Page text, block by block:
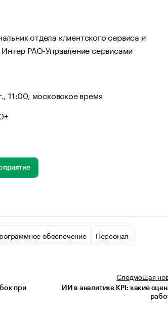
отдела клиентского сервиса и
РАО-Управление сервисами
11:00, московское время
обеспечение Персонал
при
Следующая
ИИ в аналитике KPI: какие